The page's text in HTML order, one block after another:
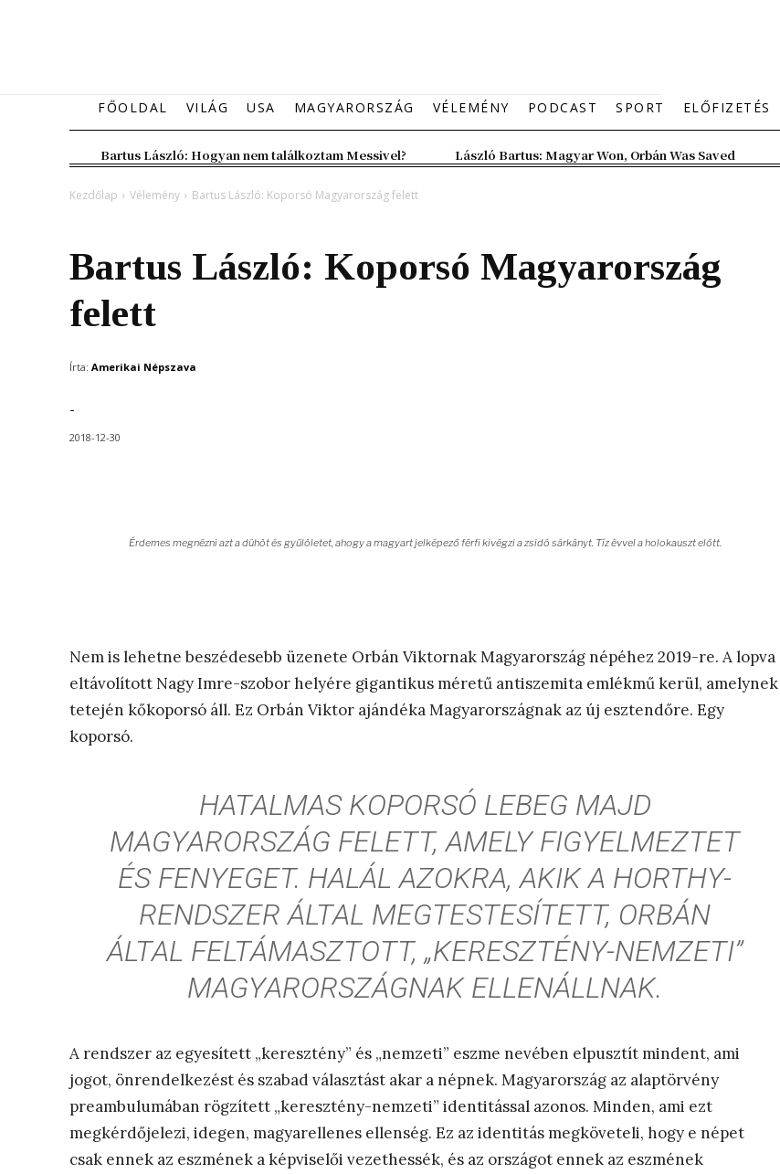
FŐOLDAL VILÁG USA MAGYARORSZÁG VÉLEMÉNY PODCAST SPORT ELŐFIZETÉS
Bartus László: Hogyan nem találkoztam Messivel? László Bartus: Magyar Won, Orbán Was Saved
Kezdőlap Vélemény Bartus László: Koporsó Magyarország felett
Bartus László: Koporsó Magyarország
felett
Írta: Amerikai Népszava
-
2018-12-30
Érdemes megnézni azt a dühöt és gyűlöletet, ahogy a magyart jelképező férfi kivégzi a zsidó sárkányt. Tíz évvel a holokauszt előtt.
Nem is lehetne beszédesebb üzenete Orbán Viktornak Magyarország népéhez 2019-re. A lopva
eltávolított Nagy Imre-szobor helyére gigantikus méretű antiszemita emlékmű kerül, amelynek
tetején kőkoporsó áll. Ez Orbán Viktor ajándéka Magyarországnak az új esztendőre. Egy
koporsó.
HATALMAS KOPORSÓ LEBEG MAJD
MAGYARORSZÁG FELETT, AMELY FIGYELMEZTET
ÉS FENYEGET. HALÁL AZOKRA, AKIK A HORTHY-
RENDSZER ÁLTAL MEGTESTESÍTETT, ORBÁN
ÁLTAL FELTÁMASZTOTT, „KERESZTÉNY-NEMZETI”
MAGYARORSZÁGNAK ELLENÁLLNAK.
A rendszer az egyesített „keresztény” és „nemzeti” eszme nevében elpusztít mindent, ami
jogot, önrendelkezést és szabad választást akar a népnek. Magyarország az alaptörvény
preambulumában rögzített „keresztény-nemzeti” identitással azonos. Minden, ami ezt
megkérdőjelezi, idegen, magyarellenes ellenség. Ez az identitás megköveteli, hogy e népet
csak ennek az eszmének a képviselői vezethessék, és az országot ennek az eszmének